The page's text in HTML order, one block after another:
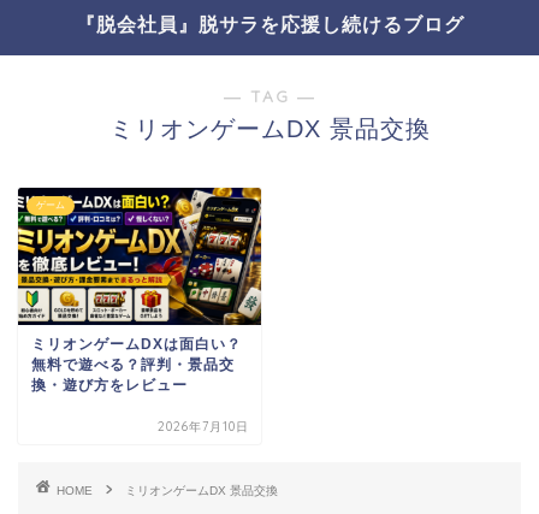
『脱会社員』脱サラを応援し続けるブログ
― TAG ―
ミリオンゲームDX 景品交換
ゲーム
ミリオンゲームDXは面白い？
無料で遊べる？評判・景品交
換・遊び方をレビュー
2026年7月10日
HOME ミリオンゲームDX 景品交換